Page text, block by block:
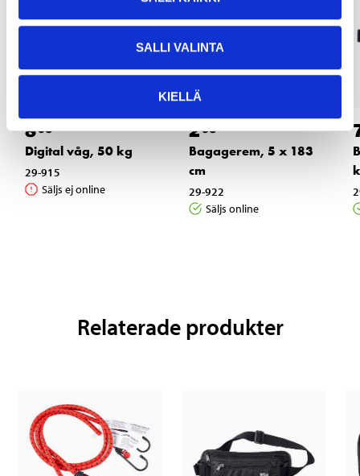
SALLI VALINTA
KIELLÄ
895
Digital våg, 50 kg
29-915
Säljs ej online
295
Bagagerem, 5 x 183
cm
29-922
Säljs online
Relaterade produkter